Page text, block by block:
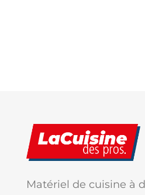
Matériel de cuisine à